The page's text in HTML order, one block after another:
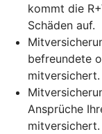
kommt die
Schäden auf.
befreundete
mitversichert.
Ansprüche
mitversichert.